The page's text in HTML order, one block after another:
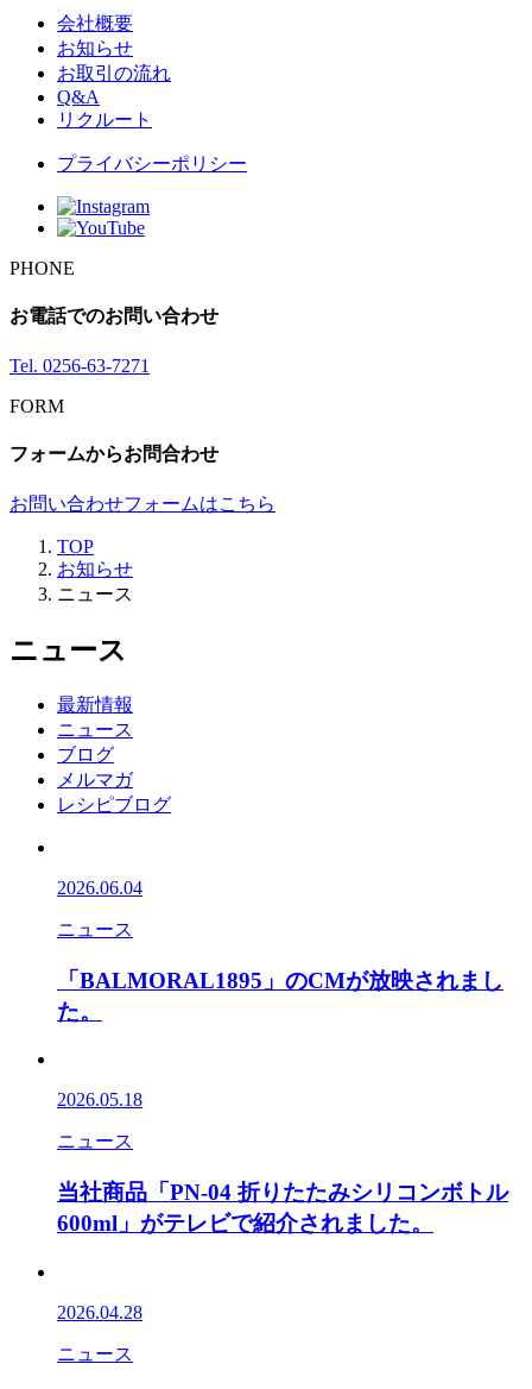
会社概要
お知らせ
お取引の流れ
Q&A
リクルート
プライバシーポリシー
PHONE
お電話でのお問い合わせ
Tel. 0256-63-7271
FORM
フォームからお問合わせ
お問い合わせフォームはこちら
TOP
お知らせ
ニュース
ニュース
最新情報
ニュース
ブログ
メルマガ
レシピブログ
2026.06.04
ニュース
「BALMORAL1895」のCMが放映されまし
た。
2026.05.18
ニュース
当社商品「PN-04 折りたたみシリコンボトル
600ml」がテレビで紹介されました。
2026.04.28
ニュース